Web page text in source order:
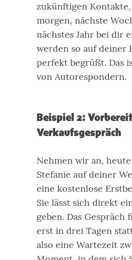
zukünftigen
morgen, nächste
nächstes Jahr bei dir
werden so auf deiner
perfekt begrüßt. Das
von Autorespondern.
Beispiel 2:
Verkaufsgespräch
Nehmen wir an,
Stefanie auf deiner
eine kostenlose
Sie lässt sich direkt
geben. Das Gespräch
erst in drei Tagen
also eine Wartezeit